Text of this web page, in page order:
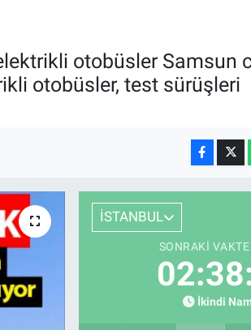
otobüsler Samsun
otobüsler, test sürüşleri
İSTANBUL
SONRAKI
İkindi